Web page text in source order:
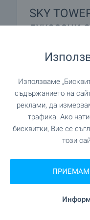
SKY
луксозни
Проект от най-
модерна София.
емблематични
остъклени
впечатляваща
създават
престиж.
сгради в София –
своя отпечатък
Възползвай се и
Използваме
съдържанието на
реклами, да
трафика. Ако
бисквитки, Вие се
този
ПРИЕМАМ